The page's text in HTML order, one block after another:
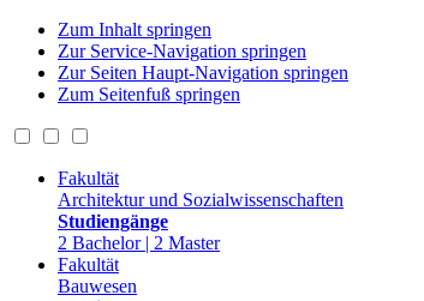
Zum Inhalt springen
Zur Service-Navigation springen
Zur Seiten Haupt-Navigation springen
Zum Seitenfuß springen
Fakultät
Architektur und Sozialwissenschaften
Studiengänge
2 Bachelor | 2 Master
Fakultät
Bauwesen